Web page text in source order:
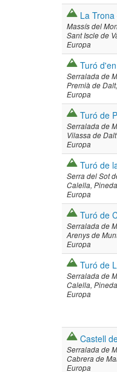
La
Massís del
Sant Iscle de
Europa
Turó
Serralada de
Premià de Dalt
Europa
Turó de
Serralada de
Vilassa de Dalt
Europa
Turó de
Serra del Sot
Calella
Europa
Turó de
Serralada de
Arenys de
Europa
Turó de
Serralada de
Calella
Europa
Castell
Serralada de
Cabrera de
Europa